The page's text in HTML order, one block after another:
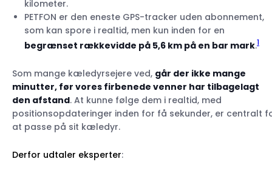
kilometer.
PETFON er den eneste GPS-tracker uden abonnement,
som kan spore i realtid, men kun inden for en
begrænset rækkevidde på 5,6 km på en bar mark.1
Som mange kæledyrsejere ved, går der ikke mange
minutter, før vores firbenede venner har tilbagelagt
den afstand. At kunne følge dem i realtid, med
positionsopdateringer inden for få sekunder, er centralt
at passe på sit kæledyr.
Derfor udtaler eksperter: